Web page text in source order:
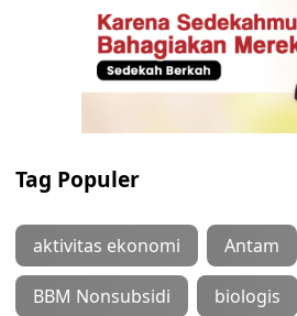
Tag Populer
aktivitas ekonomi Antam
BBM Nonsubsidi biologis